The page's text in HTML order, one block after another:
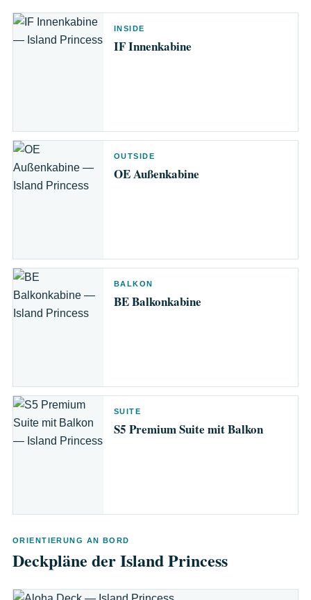
INSIDE
IF Innenkabine
OUTSIDE
OE Außenkabine
BALKON
BE Balkonkabine
SUITE
S5 Premium Suite mit Balkon
ORIENTIERUNG AN BORD
Deckpläne der Island Princess